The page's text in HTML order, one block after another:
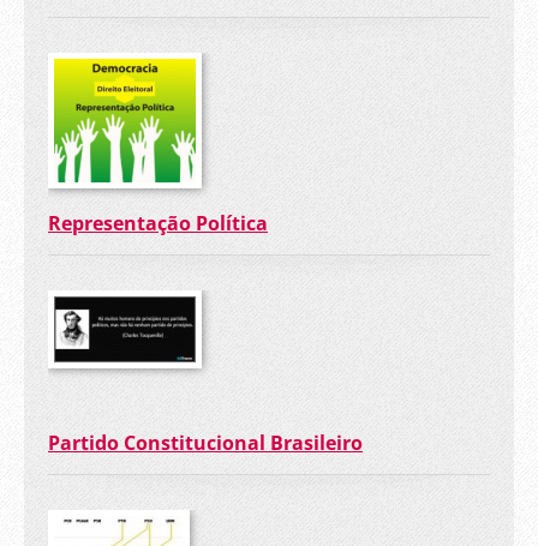
Representação Política
Partido Constitucional Brasileiro